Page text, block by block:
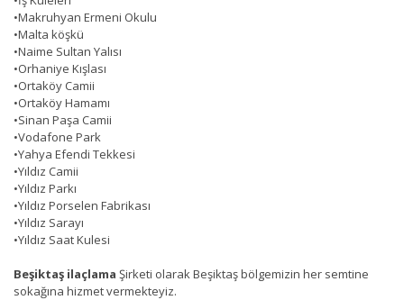
•Makruhyan Ermeni Okulu
•Malta köşkü
•Naime Sultan Yalısı
•Orhaniye Kışlası
•Ortaköy Camii
•Ortaköy Hamamı
•Sinan Paşa Camii
•Vodafone Park
•Yahya Efendi Tekkesi
•Yıldız Camii
•Yıldız Parkı
•Yıldız Porselen Fabrikası
•Yıldız Sarayı
•Yıldız Saat Kulesi
Beşiktaş ilaçlama Şirketi olarak Beşiktaş bölgemizin her semtine
sokağına hizmet vermekteyiz.